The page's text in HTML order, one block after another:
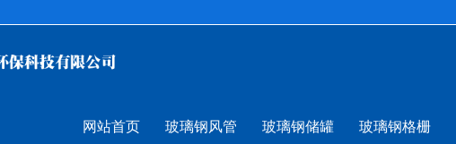
网站首页 玻璃钢风管 玻璃钢储罐 玻璃钢格栅